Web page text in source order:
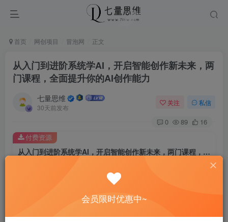
首页 网创项目 冒泡网 正文
从入门到进阶系统学AI，开启智能创作新未来，两
门课程，全面提升你的AI创作能力
七量思维
30天前发布
关注 私信
0 89 16
从入门到进阶系统学AI，开启智能创作新未来，两门课程，全面提升你的AI创作能力
8.8
免费
付费资源
会员限时优惠中~